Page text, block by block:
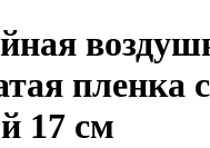
пленка с
17 см